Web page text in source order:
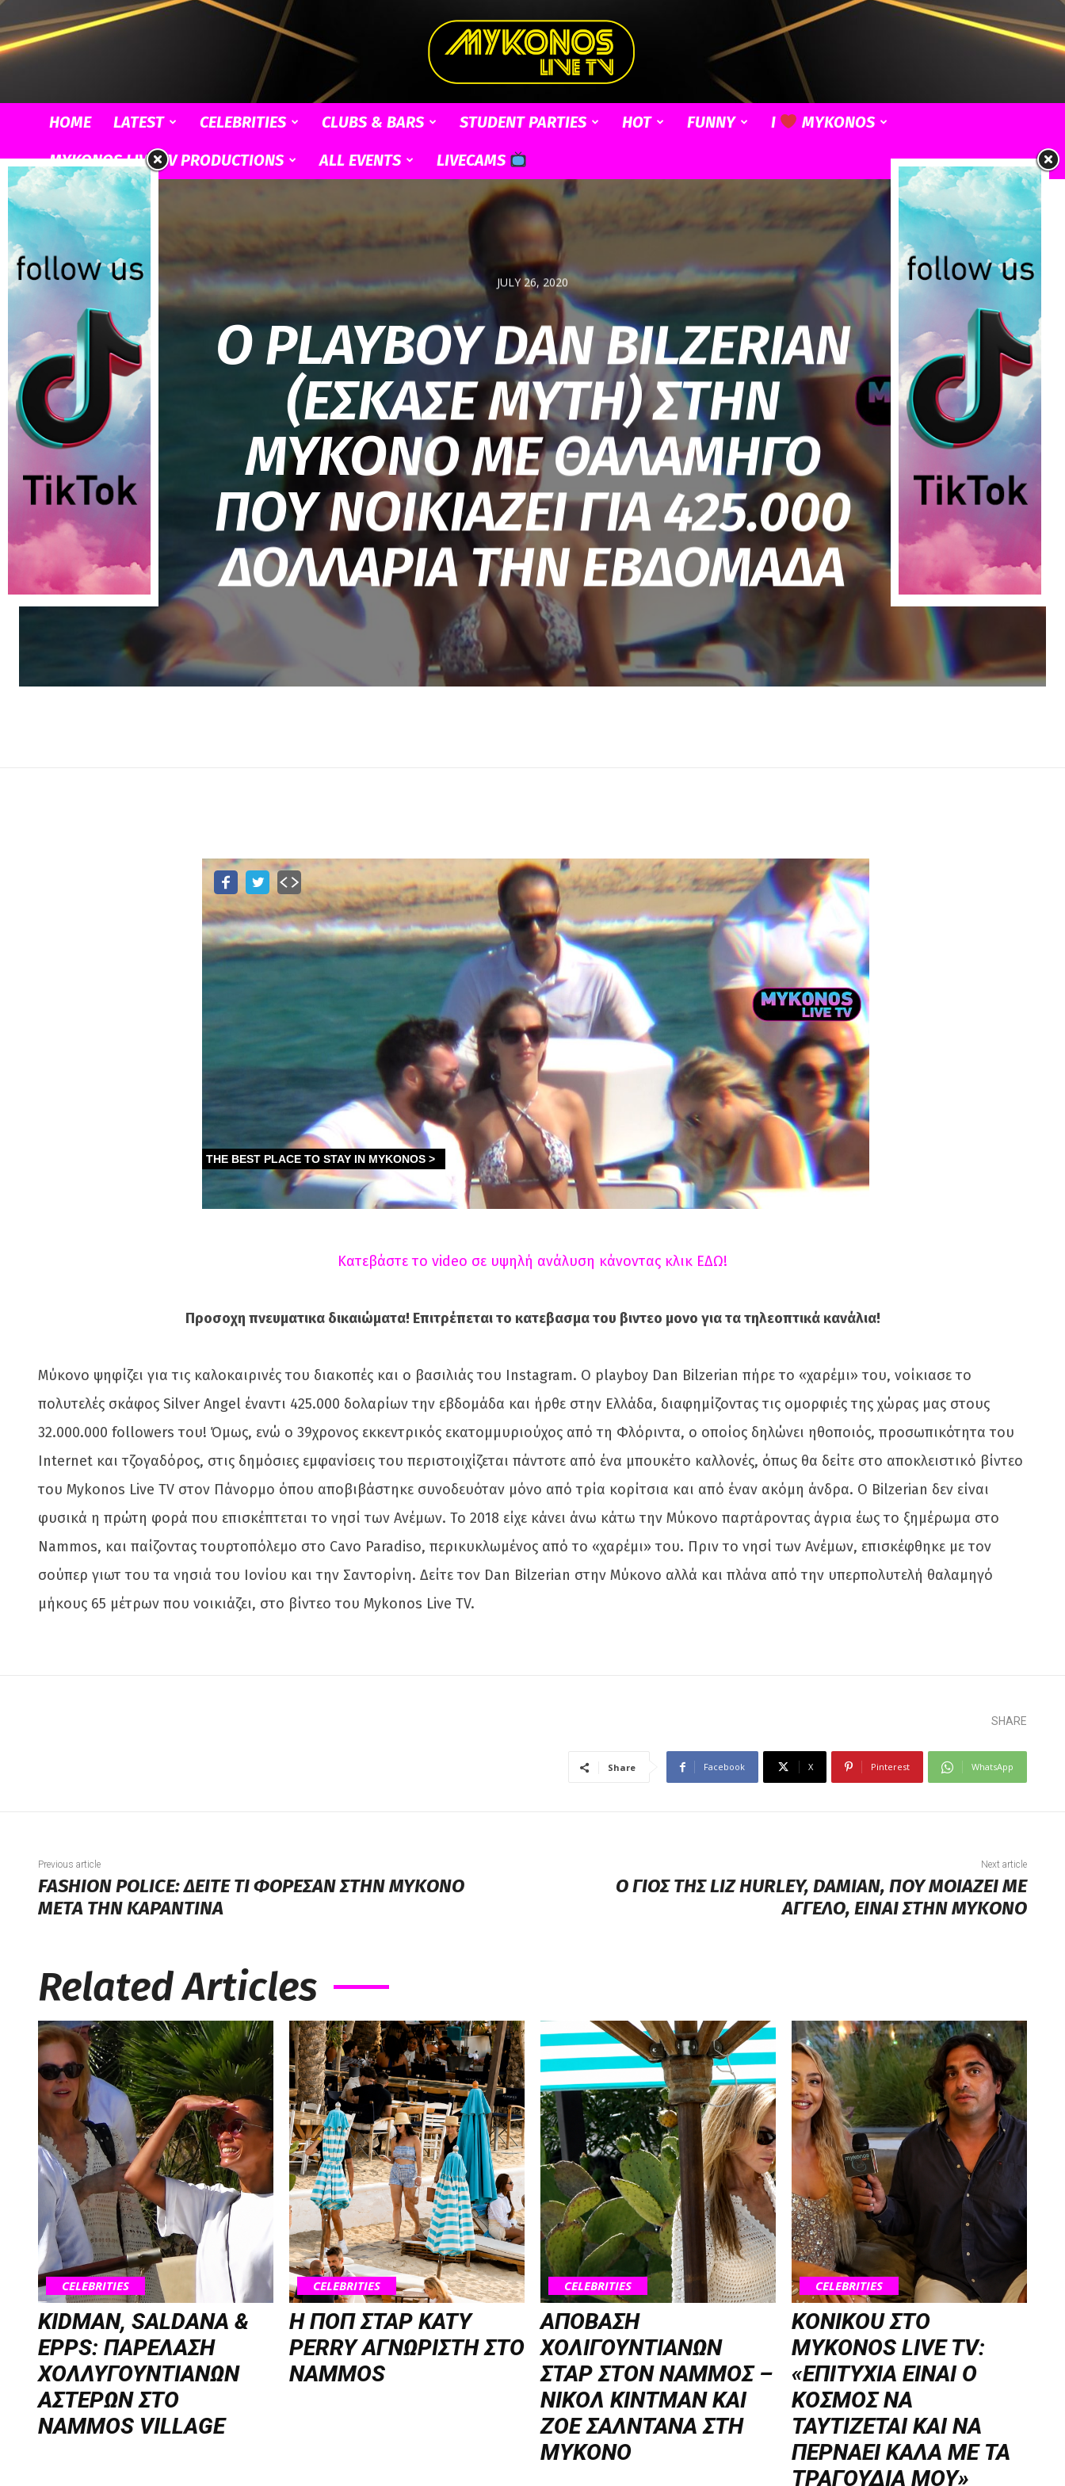
TV
HOME LATEST CELEBRITIES CLUBS & BARS STUDENT PARTIES HOT FUNNY I
MYKONOS
MYKONOS LIVE TV PRODUCTIONS
ALL EVENTS LIVECAMS
JULY 26, 2020
Ο PLAYBOY DAN BILZERIAN
(ΕΣΚΑΣΕ ΜΥΤΗ) ΣΤΗΝ
ΜΥΚΟΝΟ ΜΕ ΘΑΛΑΜΗΓΟ
ΠΟΥ ΝΟΙΚΙΑΖΕΙ ΓΙΑ 425.000
ΔΟΛΛΑΡΙΑ ΤΗΝ ΕΒΔΟΜΑΔΑ
Κατεβάστε το video σε υψηλή ανάλυση κάνοντας κλικ ΕΔΩ!
Προσοχη πνευματικα δικαιώματα! Επιτρέπεται το κατεβασμα του βιντεο μονο για τα τηλεοπτικά κανάλια!
Μύκονο ψηφίζει για τις καλοκαιρινές του διακοπές και ο βασιλιάς του Instagram. Ο playboy Dan Bilzerian πήρε το «χαρέμι» του, νοίκιασε το
πολυτελές σκάφος Silver Angel έναντι 425.000 δολαρίων την εβδομάδα και ήρθε στην Ελλάδα, διαφημίζοντας τις ομορφιές της χώρας μας στους
32.000.000 followers του! Όμως, ενώ ο 39χρονος εκκεντρικός εκατομμυριούχος από τη Φλόριντα, ο οποίος δηλώνει ηθοποιός, προσωπικότητα του
Internet και τζογαδόρος, στις δημόσιες εμφανίσεις του περιστοιχίζεται πάντοτε από ένα μπουκέτο καλλονές, όπως θα δείτε στο αποκλειστικό βίντεο
του Mykonos Live TV στον Πάνορμο όπου αποβιβάστηκε συνοδευόταν μόνο από τρία κορίτσια και από έναν ακόμη άνδρα. Ο Bilzerian δεν είναι
φυσικά η πρώτη φορά που επισκέπτεται το νησί των Ανέμων. Το 2018 είχε κάνει άνω κάτω την Μύκονο παρτάροντας άγρια έως το ξημέρωμα στο
Nammos, και παίζοντας τουρτοπόλεμο στο Cavo Paradiso, περικυκλωμένος από το «χαρέμι» του. Πριν το νησί των Ανέμων, επισκέφθηκε με τον
σούπερ γιωτ του τα νησιά του Ιονίου και την Σαντορίνη. Δείτε τον Dan Bilzerian στην Μύκονο αλλά και πλάνα από την υπερπολυτελή θαλαμηγό
μήκους 65 μέτρων που νοικιάζει, στο βίντεο του Mykonos Live TV.
SHARE
Share Facebook X Pinterest WhatsApp
Previous article
FASHION POLICE: ΔΕΙΤΕ ΤΙ ΦΟΡΕΣΑΝ ΣΤΗΝ ΜΥΚΟΝΟ
ΜΕΤΑ ΤΗΝ ΚΑΡΑΝΤΙΝΑ
Next article
Ο ΓΙΟΣ ΤΗΣ LIZ HURLEY, DAMIAN, ΠΟΥ ΜΟΙΑΖΕΙ ΜΕ
ΑΓΓΕΛΟ, ΕΙΝΑΙ ΣΤΗΝ ΜΥΚΟΝΟ
Related Articles
CELEBRITIES
KIDMAN, SALDANA &
EPPS: ΠΑΡΕΛΑΣΗ
ΧΟΛΛΥΓΟΥΝΤΙΑΝΩΝ
ΑΣΤΕΡΩΝ ΣΤΟ
NAMMOS VILLAGE
CELEBRITIES
H ΠΟΠ ΣΤΑΡ KATY
PERRY ΑΓΝΩΡΙΣΤΗ ΣΤΟ
NAMMOS
CELEBRITIES
ΑΠΟΒΑΣΗ
ΧΟΛΙΓΟΥΝΤΙΑΝΩΝ
ΣΤΑΡ ΣΤΟΝ NΑΜΜΟΣ –
ΝΙΚΟΛ ΚΙΝΤΜΑΝ ΚΑΙ
ΖΟΕ ΣΑΛΝΤΑΝΑ ΣΤΗ
ΜΥΚΟΝΟ
CELEBRITIES
KONIKOU ΣΤΟ
MYKONOS LIVE TV:
«ΕΠΙΤΥΧΙΑ ΕΙΝΑΙ Ο
ΚΟΣΜΟΣ ΝΑ
ΤΑΥΤΙΖΕΤΑΙ KAI ΝΑ
ΠΕΡΝΑΕΙ ΚΑΛΑ ΜΕ ΤΑ
ΤΡΑΓΟΥΔΙΑ ΜΟΥ»